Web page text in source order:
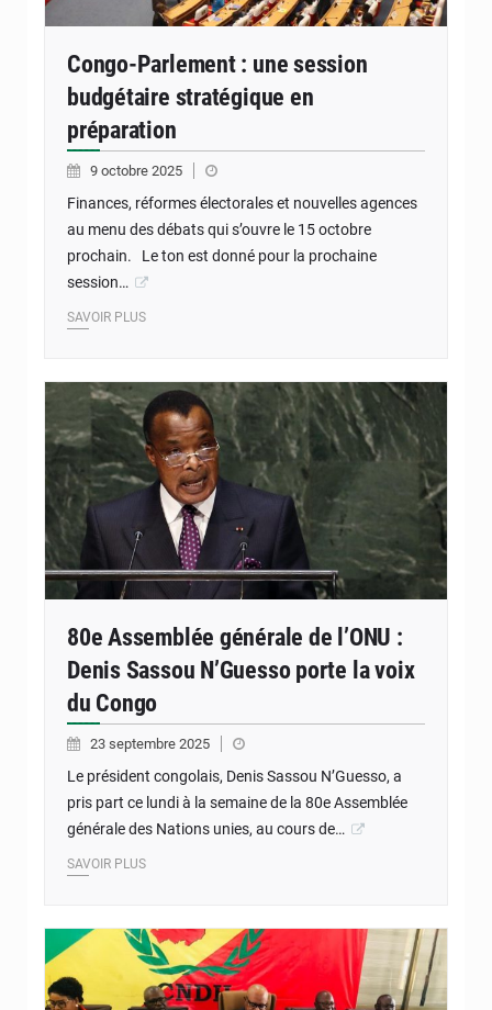
Congo-Parlement : une session
budgétaire stratégique en
préparation
9 octobre 2025
Finances, réformes électorales et nouvelles agences
au menu des débats qui s’ouvre le 15 octobre
prochain. Le ton est donné pour la prochaine
session…
SAVOIR PLUS
Congo's President Denis Sassou Nguesso addresses the
69th United Nations General Assembly at the United
Nations Headquarters in New York, September 26, 2014.
REUTERS/Mike Segar (UNITED STATES - Tags: POLITICS
HEADSHOT)
80e Assemblée générale de l’ONU :
Denis Sassou N’Guesso porte la voix
du Congo
23 septembre 2025
Le président congolais, Denis Sassou N’Guesso, a
pris part ce lundi à la semaine de la 80e Assemblée
générale des Nations unies, au cours de…
SAVOIR PLUS